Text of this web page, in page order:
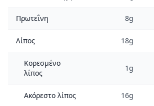
Πρωτεΐνη 8g
Λίπος 18g
Κορεσμένο
λίπος
1g
Ακόρεστο λίπος 16g